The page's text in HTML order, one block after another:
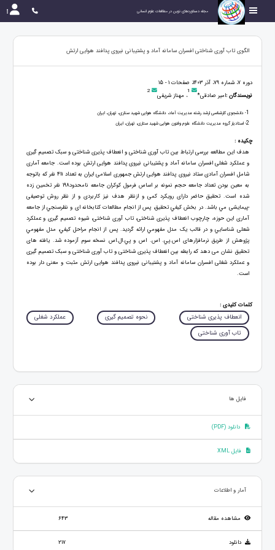
مجله دستاوردهای نوین در مطالعات علوم انسانی
الگوی تاب آوری شناختی افسران سامانه آماد و پشتیبانی نیروی پدافند هوایی ارتش
دوره 7، شماره 79، آذر 1403، صفحات 1 - 15
نویسندگان :امیر صادقی* 1، مهناز شریفی 2
1- دانشجوی کارشناسی ارشد رشته مدیریت آماد، دانشگاه هوایی شهید ستاری، تهران، ایران
2- استادیار گروه مدیریت دانشگاه علوم وفنون هوایی شهید ستاری، تهران، ایران
چکیده :
هدف این مطالعه بررسی ارتباط بین تاب آوری شناختی و انعطاف پذیری شناختی و سبک تصمیم گیری
و عملکرد شغلی افسران سامانه آماد و پشتیبانی نیروی پدافند هوایی ارتش بوده است. جامعه آماری
شامل افسران آمادی ستاد نیروی پدافند هوایی ارتش جمهوری اسلامی ایران به تعداد 411 نفر که باتوجه
به معین بودن تعداد جامعه حجم نمونه بر اساس فرمول کوکران جامعه نامحدود198 نفر تخمین زده
شده است. تحقیق حاضر دارای رويکرد کمی و ازنظر هدف نیز کاربردی و از نظر روش توصیفی
-پیمایشی مي باشد. در بخش کیفي تحقیق، پس از انجام مطالعات کتابخانه ای و نظرسنجي از جامعه
آماری اين حوزه، چارچوب انعطاف پذیری شناختی، تاب آوری شناختی، شیوه تصمیم گیری و عملکرد
شعلی شناسايي و در قالب يک مدل مفهومي ارائه گرديد. پس از انجام مراحل کیفي، مدل مفهومي
پژوهش از طريق نرمافزارهای اس.پي. اس. اس و پي.ال.اس نسخه سوم آزموده شد. یافته های
تحقیق نشان می دهد که رابطه بین انعطاف پذیری شناختی و تاب آوری شناختی و سبک تصمیم گیری
و عملکرد شغلی افسران سامانه آماد و پشتیبانی نیروی پدافند هوایی ارتش مثبت و معنی دار بوده
است.
کلمات کلیدی :
انعطاف پذیری شناختی نحوه تصمیم گیری
عملکرد شغلی
تاب آوری شناختی
فایل ها
دانلود (PDF)
فایل XML
آمار و اطلاعات
مشاهده مقاله 643
دانلود 217